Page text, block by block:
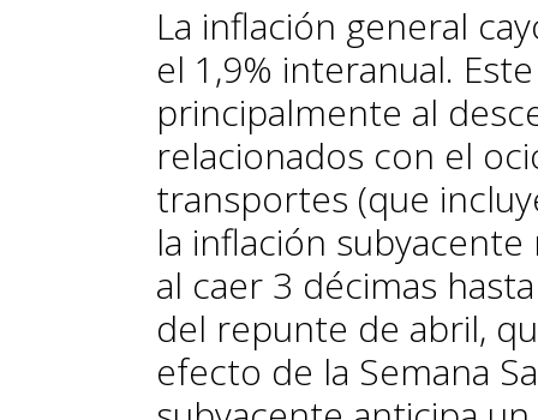
La inflación general
el 1,9% interanual.
principalmente al
relacionados con el
transportes (que
la inflación
al caer 3 décimas
del repunte de abril,
efecto de la Semana